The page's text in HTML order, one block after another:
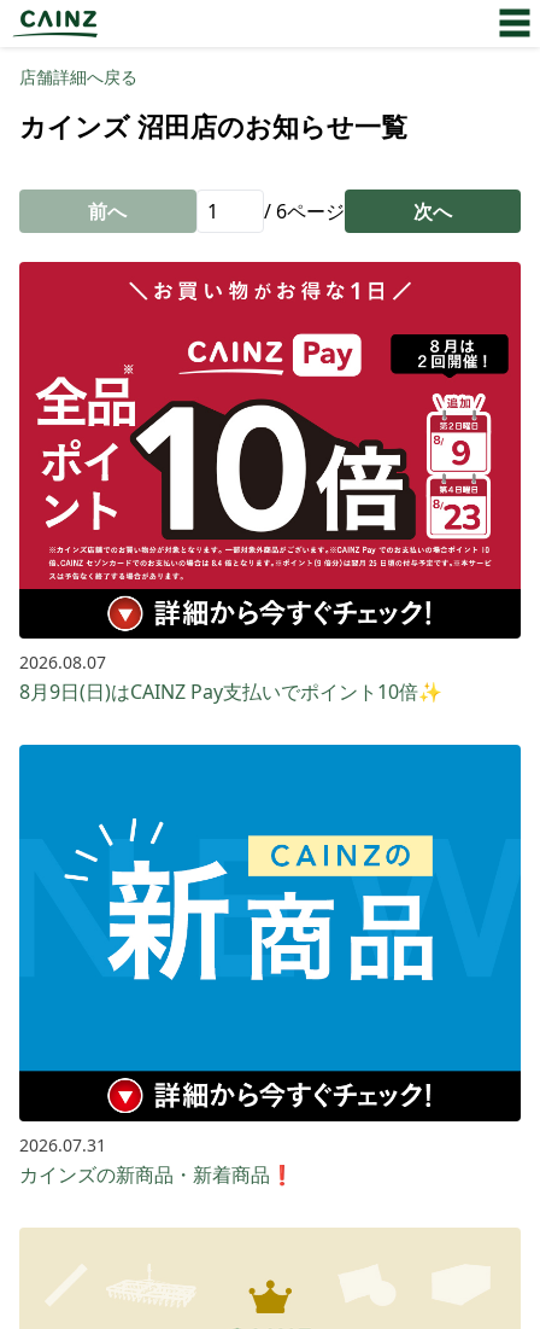
店舗詳細へ戻る
カインズ 沼田店のお知らせ一覧
前へ / 6ページ 次へ
2026.08.07
8月9日(日)はCAINZ Pay支払いでポイント10倍✨
2026.07.31
カインズの新商品・新着商品❗